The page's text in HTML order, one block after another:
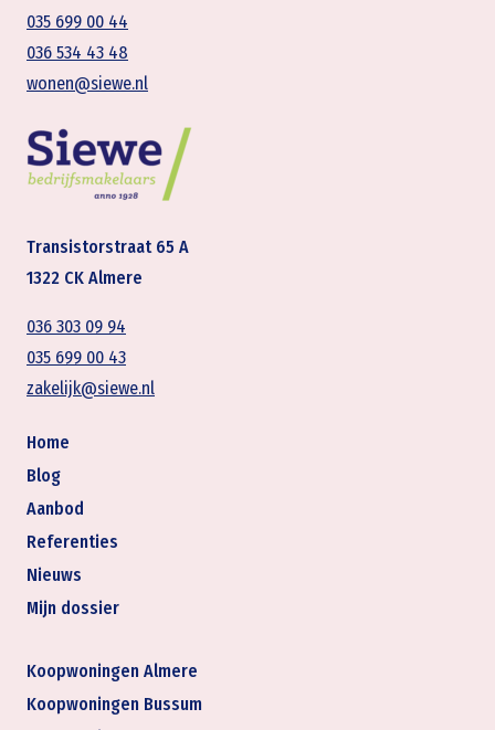
035 699 00 44
036 534 43 48
wonen@siewe.nl
Transistorstraat 65 A
1322 CK Almere
036 303 09 94
035 699 00 43
zakelijk@siewe.nl
Home
Blog
Aanbod
Referenties
Nieuws
Mijn dossier
Koopwoningen Almere
Koopwoningen Bussum